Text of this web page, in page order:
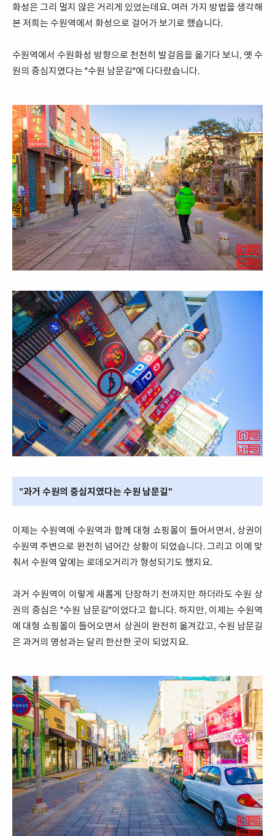
화성은 그리 멀지 않은 거리게 있었는데요. 여러 가지 방법을 생각해
본 저희는 수원역에서 화성으로 걸어가 보기로 했습니다.
수원역에서 수원화성 방향으로 천천히 발걸음을 옮기다 보니, 옛 수
원의 중심지였다는 "수원 남문길"에 다다랐습니다.
"과거 수원의 중심지였다는 수원 남문길"
이제는 수원역에 수원역과 함께 대형 쇼핑몰이 들어서면서, 상권이
수원역 주변으로 완전히 넘어간 상황이 되었습니다. 그리고 이에 맞
춰서 수원역 앞에는 로데오거리가 형성되기도 했지요.
과거 수원역이 이렇게 새롭게 단장하기 전까지만 하더라도 수원 상
권의 중심은 "수원 남문길"이었다고 합니다. 하지만, 이제는 수원역
에 대형 쇼핑몰이 들어오면서 상권이 완전히 옮겨갔고, 수원 남문길
은 과거의 명성과는 달리 한산한 곳이 되었지요.